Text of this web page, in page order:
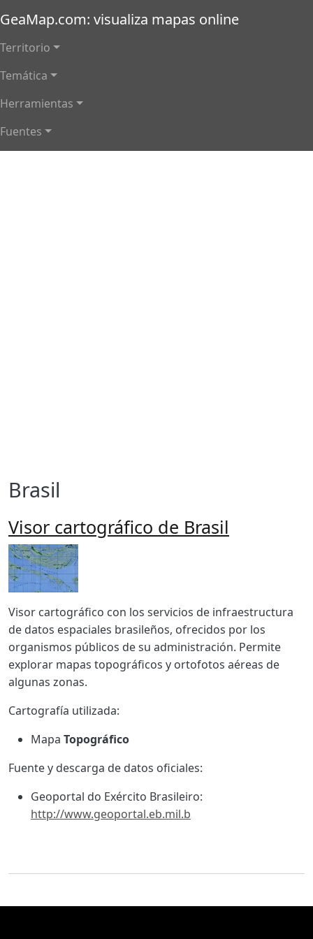
GeaMap.com: visualiza mapas online
Main navigation
Territorio
Temática
Herramientas
Fuentes
Brasil
Visor cartográfico de Brasil
Imagen
Body
Visor cartográfico con los servicios de infraestructura
de datos espaciales brasileños, ofrecidos por los
organismos públicos de su administración. Permite
explorar mapas topográficos y ortofotos aéreas de
algunas zonas.
Cartografía utilizada:
Mapa Topográfico
Fuente y descarga de datos oficiales:
Geoportal do Exército Brasileiro:
http://www.geoportal.eb.mil.b